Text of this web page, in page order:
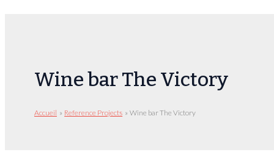
Wine bar The Victory
Accueil Reference Projects Wine bar The Victory